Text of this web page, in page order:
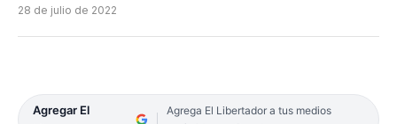
28 de julio de 2022
Agregar El
Agrega El Libertador a tus medios